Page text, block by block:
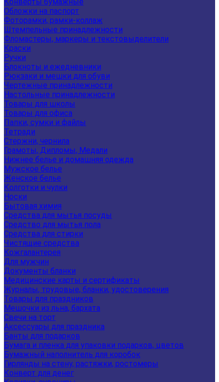
Обложки на паспорт
Фоторамки, рамки-коллаж
Штемпельные принадлежности
Фломастеры, маркеры и текстовыделители
Краски
Ручки
Блокноты и ежедневники
Рюкзаки и мешки для обуви
Чертежные принадлежности
Настольные принадлежности
Товары для школы
Товары для офиса
Папки, сумки и файлы
Тетради
Стержни, чернила
Грамоты, Дипломы, Медали
Нижнее белье и домашняя одежда
Мужское белье
Женское белье
Колготки и чулки
Носки
Бытовая химия
Средства для мытья посуды
Средство для мытья пола
Средства для стирки
Чистящие средства
Кожгалантерея
Для мужчин
Документы бланки
Медицинские карты и сертификаты
Журналы, трудовые, бланки, удостоверения
Товары для праздников
Мешочки из льна, бархата
Свечи на торт
Аксессуары для праздника
Банты для подарков
Бумага и пленка для упаковки подарков, цветов
Бумажный наполнитель для коробок
Гирлянды на стену, растяжки, ростомеры
Конверт для денег